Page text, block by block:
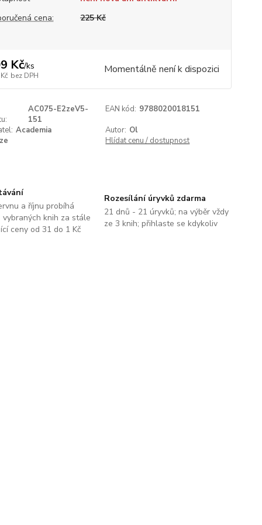
cena:
225 Kč
Kč/ks
bez DPH Momentálně není k dispozici
AC075-E2zeV5-
151
EAN kód: 9788020018151
Academia Autor: Ol
Hlídat cenu / dostupnost
a říjnu probíhá
vybraných knih za stále
ceny od 31 do 1 Kč
Rozesílání úryvků zdarma
21 dnů - 21 úryvků; na výběr vždy
ze 3 knih; přihlaste se kdykoliv